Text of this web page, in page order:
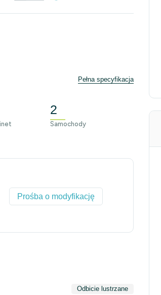
Pełna specyfikacja
2
Samochody
Prośba o modyfikację
Odbicie lustrzane